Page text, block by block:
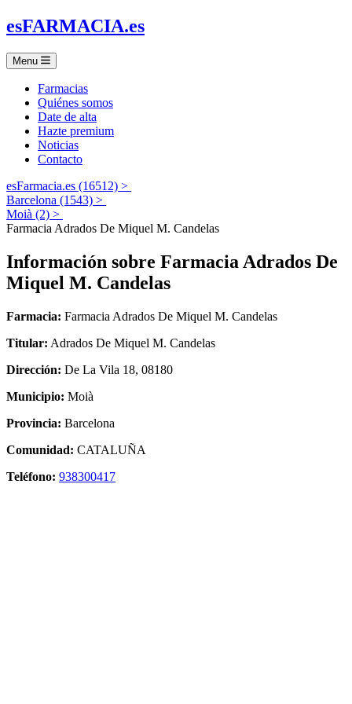
esFARMACIA.es
Menu
Farmacias
Quiénes somos
Date de alta
Hazte premium
Noticias
Contacto
esFarmacia.es (16512) >
Barcelona (1543) >
Moià (2) >
Farmacia Adrados De Miquel M. Candelas
Información sobre Farmacia Adrados De
Miquel M. Candelas
Farmacia: Farmacia Adrados De Miquel M. Candelas
Titular: Adrados De Miquel M. Candelas
Dirección: De La Vila 18, 08180
Municipio: Moià
Provincia: Barcelona
Comunidad: CATALUÑA
Teléfono: 938300417